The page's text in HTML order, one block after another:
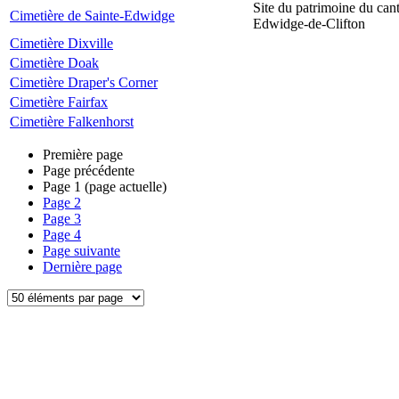
Cimetière de Sainte-Edwidge
Site du patrimoine du
Edwidge-de-Clifton
Cimetière Dixville
Cimetière Doak
Cimetière Draper's Corner
Cimetière Fairfax
Cimetière Falkenhorst
Première page
Page précédente
Page 1 (page actuelle)
Page 2
Page 3
Page 4
Page suivante
Dernière page